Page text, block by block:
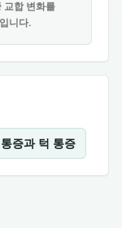
교합 변화를
니다.
증과 턱 통증